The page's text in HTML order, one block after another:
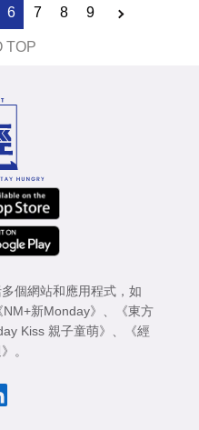
6 7 8 9
TOP
個網站和應用程式，如
NM+新Monday》 、
《東方
Kiss 親子童萌》 、
《經
。